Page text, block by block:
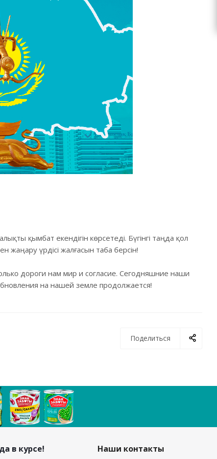
қымбат екендігін көрсетеді. Бүгінгі таңда қол
жаңару үрдісі жалғасын таба берсін!
дороги нам мир и согласие. Сегодняшние наши
на нашей земле продолжается!
Поделиться
в курсе! Наши контакты